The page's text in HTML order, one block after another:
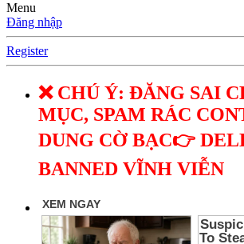
Menu
Đăng nhập
Register
❌ CHÚ Ý: ĐĂNG SAI
MỤC, SPAM RÁC
DUNG CỜ BẠC👉
BANNED VĨNH VIỄN